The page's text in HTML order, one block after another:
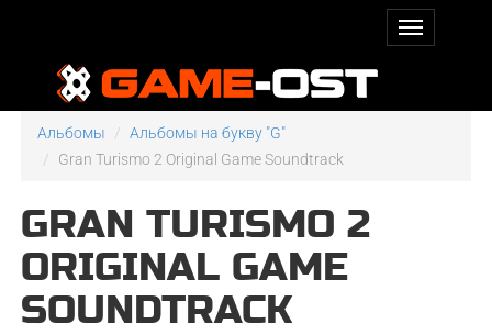
Альбомы
Альбомы на букву "G"
Gran Turismo 2 Original Game Soundtrack
GRAN TURISMO 2
ORIGINAL GAME
SOUNDTRACK